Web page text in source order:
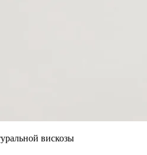
вискозы